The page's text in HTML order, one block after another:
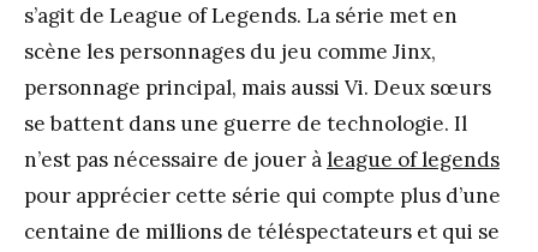
s’agit de League of Legends. La série met en
scène les personnages du jeu comme Jinx,
personnage principal, mais aussi Vi. Deux sœurs
se battent dans une guerre de technologie. Il
n’est pas nécessaire de jouer àleague of legends
pour apprécier cette série qui compte plus d’une
centaine de millions de téléspectateurs et qui se